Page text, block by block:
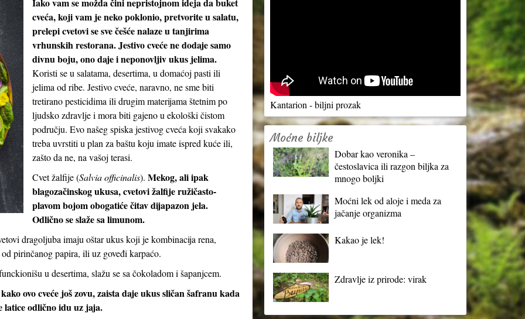
cveća, koji vam je neko poklonio, pretvorite u salatu,
prelepi cvetovi se sve češće nalaze u tanjirima
vrhunskih restorana. Jestivo cveće ne dodaje samo
divnu boju, ono daje i neponovljiv ukus jelima.
Koristi se u salatama, desertima, u domaćoj pasti ili
jelima od ribe. Jestivo cveće, naravno, ne sme biti
tretirano pesticidima ili drugim materijama štetnim po
ljudsko zdravlje i mora biti gajeno u ekološki čistom
području. Evo našeg spiska jestivog cveća koji svakako
treba uvrstiti u plan za baštu koju imate ispred kuće ili,
zašto da ne, na vašoj terasi.
Cvet žalfije (Salvia officinalis). Mekog, ali ipak
blagozačinskog ukusa, cvetovi žalfije ružičasto-
plavom bojom obogatiće čitav dijapazon jela.
Odlično se slaže sa limunom.
dragoljuba imaju oštar ukus koji je kombinacija rena,
pirinčanog papira, ili uz goveđi karpaćo.
u desertima, slažu se sa čokoladom i šapanjcem.
ovo cveće još zovu, zaista daje ukus sličan šafranu kada
latice odlično idu uz jaja.
Kantarion - biljni prozak
Moćne biljke
Dobar kao veronika –
čestoslavica ili razgon biljka za
mnogo boljki
Moćni lek od aloje i meda za
jačanje organizma
Kakao je lek!
Zdravlje iz prirode: virak